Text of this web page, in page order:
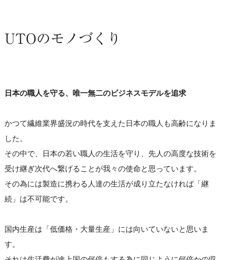
UTOのモノづくり
日本の職人を守る、唯一無二のビジネスモデルを追求
かつて繊維業界盛況の時代を支えた日本の職人も高齢になりま
した。
その中で、日本の若い職人の生活を守り、先人の高度な技術を
受け継ぎ次代へ繋げることが我々の使命と思っています。
その為には製造に携わる人達の生活が成り立たなければ「継
続」は不可能です。
国内生産は「低価格・大量生産」には向いていないと思いま
す。